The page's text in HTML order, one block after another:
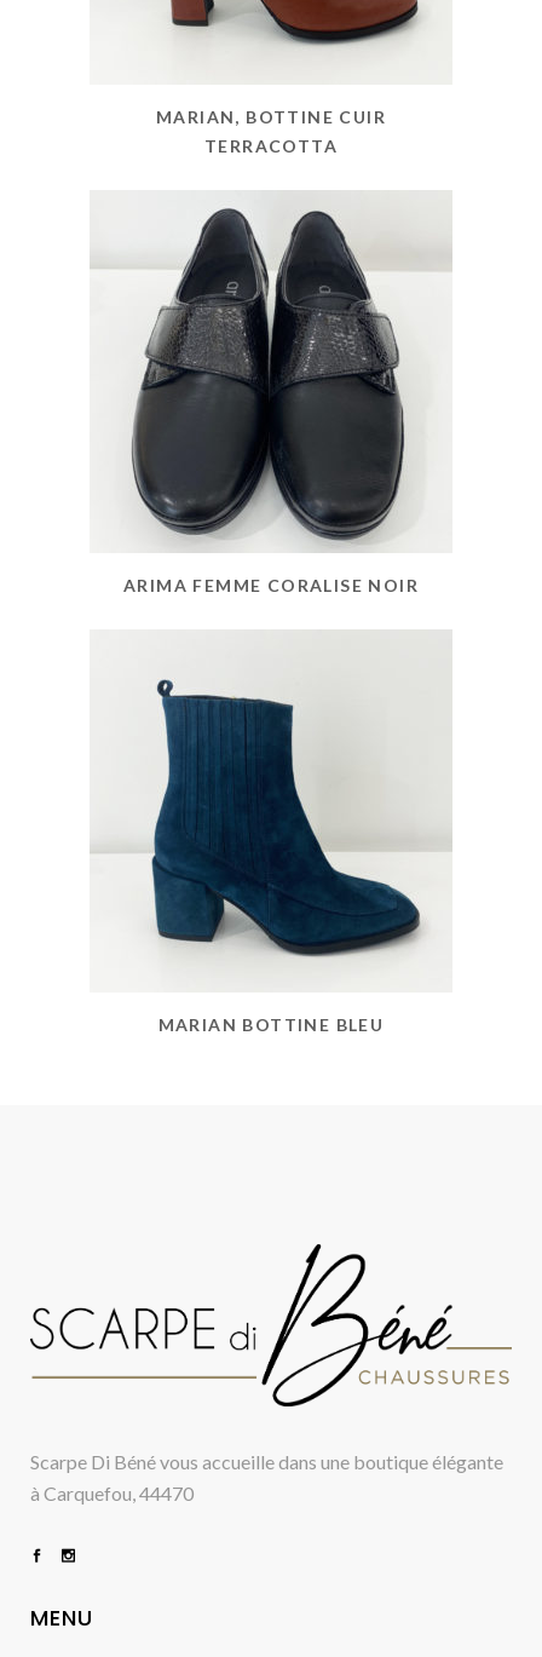
MARIAN, BOTTINE CUIR
TERRACOTTA
ARIMA FEMME CORALISE NOIR
MARIAN BOTTINE BLEU
Scarpe Di Béné vous accueille dans une boutique élégante
à Carquefou, 44470
MENU